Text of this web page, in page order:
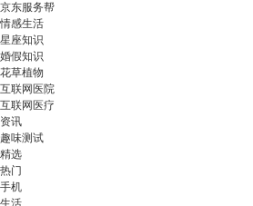
京东服务帮
情感生活
星座知识
婚假知识
花草植物
互联网医院
互联网医疗
资讯
趣味测试
精选
热门
手机
生活